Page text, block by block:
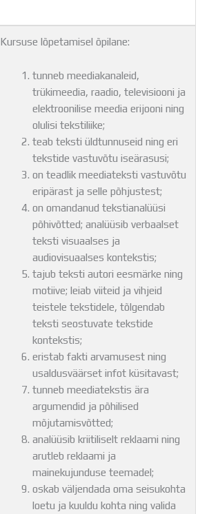
Kursuse lõpetamisel õpilane:
tunneb meediakanaleid,
trükimeedia, raadio, televisiooni ja
elektroonilise meedia erijooni ning
olulisi tekstiliike;
teab teksti üldtunnuseid ning eri
tekstide vastuvõtu iseärasusi;
on teadlik meediateksti vastuvõtu
eripärast ja selle põhjustest;
on omandanud tekstianalüüsi
põhivõtted; analüüsib verbaalset
teksti visuaalses ja
audiovisuaalses kontekstis;
tajub teksti autori eesmärke ning
motiive; leiab viiteid ja vihjeid
teistele tekstidele, tõlgendab
teksti seostuvate tekstide
kontekstis;
eristab fakti arvamusest ning
usaldusväärset infot küsitavast;
tunneb meediatekstis ära
argumendid ja põhilised
mõjutamisvõtted;
analüüsib kriitiliselt reklaami ning
arutleb reklaami ja
mainekujunduse teemadel;
oskab väljendada oma seisukohta
loetu ja kuuldu kohta ning valida